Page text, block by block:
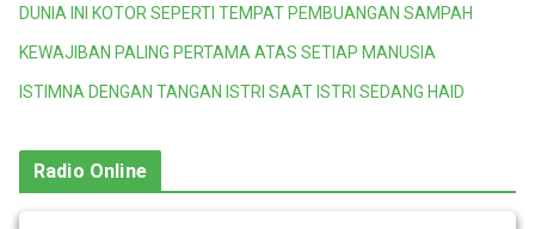
DUNIA INI KOTOR SEPERTI TEMPAT PEMBUANGAN SAMPAH
KEWAJIBAN PALING PERTAMA ATAS SETIAP MANUSIA
ISTIMNA DENGAN TANGAN ISTRI SAAT ISTRI SEDANG HAID
Radio Online